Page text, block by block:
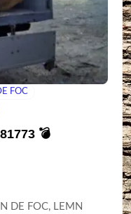
FOC
💣
DE FOC, LEMN